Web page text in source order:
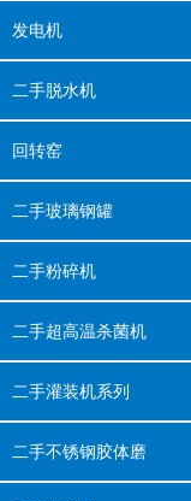
发电机
二手脱水机
回转窑
二手玻璃钢罐
二手粉碎机
二手超高温杀菌机
二手灌装机系列
二手不锈钢胶体磨